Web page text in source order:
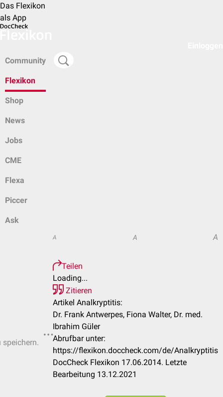
Das Flexikon
als App
Community
Flexikon
Shop
News
Jobs
CME
Flexa
Piccer
Ask
speichern.
A A A
Teilen
Loading...
Zitieren
Artikel Analkryptitis:
Dr. Frank Antwerpes, Fiona Walter, Dr. med.
Ibrahim Güler
Abrufbar unter:
https://flexikon.doccheck.com/de/Analkryptitis
DocCheck Flexikon 17.06.2014. Letzte
Bearbeitung 13.12.2021